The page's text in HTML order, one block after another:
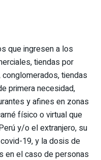
que ingresen a los
tiendas por
tiendas
primera necesidad,
y afines en zonas
físico o virtual que
y/o el extranjero, su
19, y la dosis de
en el caso de personas